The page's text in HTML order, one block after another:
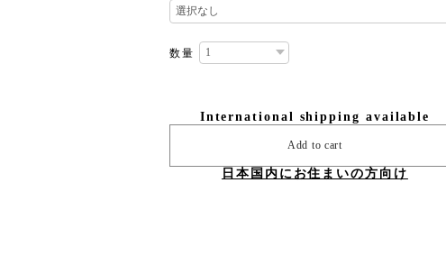
数量
International shipping available
Add to cart
日本国内にお住まいの方向け